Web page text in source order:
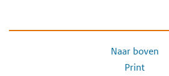
Naar boven
Print